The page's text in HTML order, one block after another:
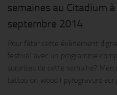
semaines au Citadium
septembre 2014
Pour fêter cette évènement
festival avec un programme
surprises de cette semaine?
tattoo on wood ( pyrogravure sur